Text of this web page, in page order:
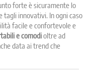
forte è sicuramente lo
innovativi. In ogni caso
facile e confortevole e
e comodioltre ad
data ai trend che